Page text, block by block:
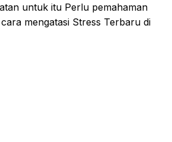
untuk itu Perlu pemahaman
mengatasi Stress Terbaru di